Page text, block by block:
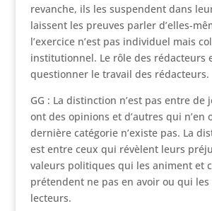
revanche, ils les suspendent dans
laissent les preuves parler d’elles-
l’exercice n’est pas individuel mais
institutionnel. Le rôle des rédacteurs
questionner le travail des rédacteurs.
GG : La distinction n’est pas entre de
ont des opinions et d’autres qui n’en
dernière catégorie n’existe pas. La
est entre ceux qui révèlent leurs
valeurs politiques qui les animent et
prétendent ne pas en avoir ou qui
lecteurs.